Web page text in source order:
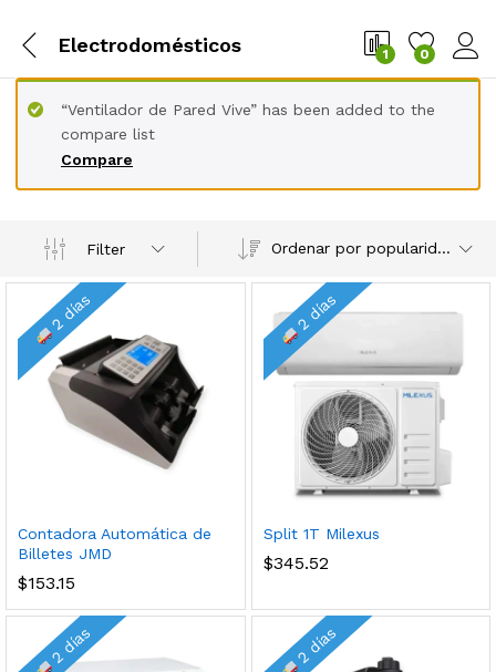
Electrodomésticos 1 0
Compare
“Ventilador de Pared Vive” has been added to the
compare list
Filter Ordenar por popularidad
2 días
Contadora Automática de
Billetes JMD
$153.15
2 días
Split 1T Milexus
$345.52
2 días 2 días